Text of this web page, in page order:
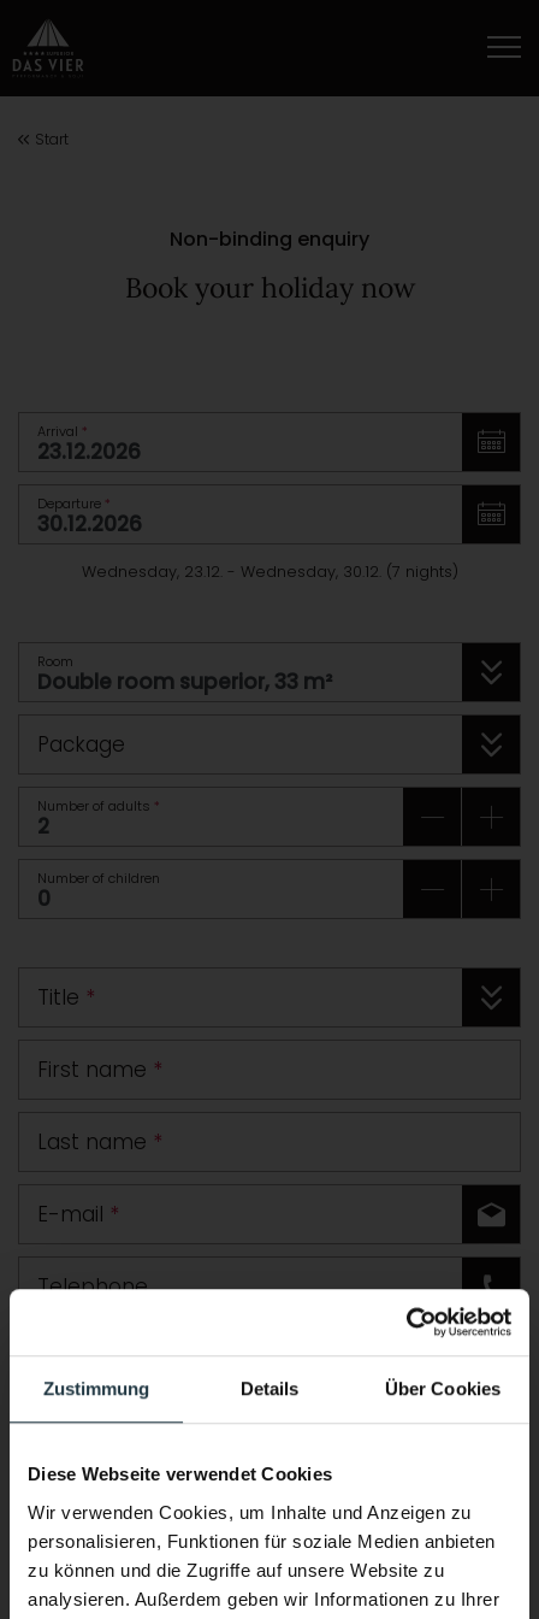
Zustimmung Details Über Cookies
Diese Webseite verwendet Cookies
Wir verwenden Cookies, um Inhalte und Anzeigen zu
personalisieren, Funktionen für soziale Medien anbieten
zu können und die Zugriffe auf unsere Website zu
analysieren. Außerdem geben wir Informationen zu Ihrer
Start
Non-binding enquiry
Book your holiday now
Arrival *
Departure *
Wednesday, 23.12. - Wednesday, 30.12. (7 nights)
Room
Package
Number of adults *
Number of children
Title *
First name *
Last name *
E-mail *
Telephone
Road
Postcode Town
Country
Comment